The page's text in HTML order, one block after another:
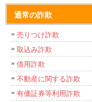
通常の詐欺
売りつけ詐欺
取込み詐欺
借用詐欺
不動産に関する詐欺
有価証券等利用詐欺